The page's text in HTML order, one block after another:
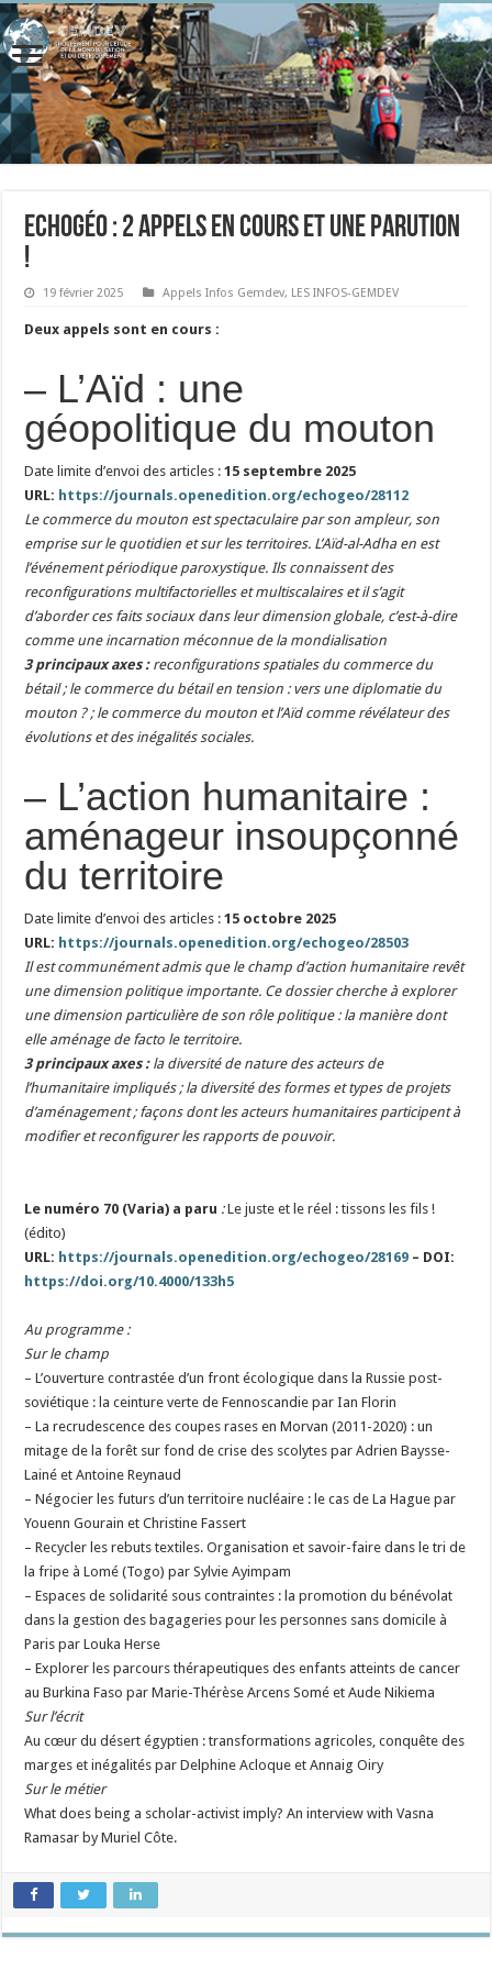
EchoGéo : 2 appels en cours et une parution
!
19 février 2025 Appels Infos Gemdev, LES INFOS-GEMDEV
Deux appels sont en cours :
– L’Aïd : une
géopolitique du mouton
Date limite d’envoi des articles :15 septembre 2025
URL: https://journals.openedition.org/echogeo/28112
Le commerce du mouton est spectaculaire par son ampleur, son
emprise sur le quotidien et sur les territoires. L’Aïd-al-Adha en est
l’événement périodique paroxystique. Ils connaissent des
reconfigurations multifactorielles et multiscalaires et il s’agit
d’aborder ces faits sociaux dans leur dimension globale, c’est-à-dire
comme une incarnation méconnue de la mondialisation
3 principaux axes :reconfigurations spatiales du commerce du
bétail ; le commerce du bétail en tension : vers une diplomatie du
mouton ? ; le commerce du mouton et l’Aïd comme révélateur des
évolutions et des inégalités sociales.
– L’action humanitaire :
aménageur insoupçonné
du territoire
Date limite d’envoi des articles :15 octobre 2025
URL: https://journals.openedition.org/echogeo/28503
Il est communément admis que le champ d’action humanitaire revêt
une dimension politique importante. Ce dossier cherche à explorer
une dimension particulière de son rôle politique : la manière dont
elle aménage de facto le territoire.
3 principaux axes : la diversité de nature des acteurs de
l’humanitaire impliqués ; la diversité des formes et types de projets
d’aménagement ; façons dont les acteurs humanitaires participent à
modifier et reconfigurer les rapports de pouvoir.
Le numéro 70 (Varia) a paru :Le juste et le réel : tissons les fils !
(édito)
URL: https://journals.openedition.org/echogeo/28169 – DOI:
https://doi.org/10.4000/133h5
Au programme :
Sur le champ
– L’ouverture contrastée d’un front écologique dans la Russie post-
soviétique : la ceinture verte de Fennoscandie par Ian Florin
– La recrudescence des coupes rases en Morvan (2011-2020) : un
mitage de la forêt sur fond de crise des scolytes par Adrien Baysse-
Lainé et Antoine Reynaud
– Négocier les futurs d’un territoire nucléaire : le cas de La Hague par
Youenn Gourain et Christine Fassert
– Recycler les rebuts textiles. Organisation et savoir-faire dans le tri de
la fripe à Lomé (Togo) par Sylvie Ayimpam
– Espaces de solidarité sous contraintes : la promotion du bénévolat
dans la gestion des bagageries pour les personnes sans domicile à
Paris par Louka Herse
– Explorer les parcours thérapeutiques des enfants atteints de cancer
au Burkina Faso par Marie-Thérèse Arcens Somé et Aude Nikiema
Sur l’écrit
Au cœur du désert égyptien : transformations agricoles, conquête des
marges et inégalités par Delphine Acloque et Annaig Oiry
Sur le métier
What does being a scholar-activist imply? An interview with Vasna
Ramasar by Muriel Côte.